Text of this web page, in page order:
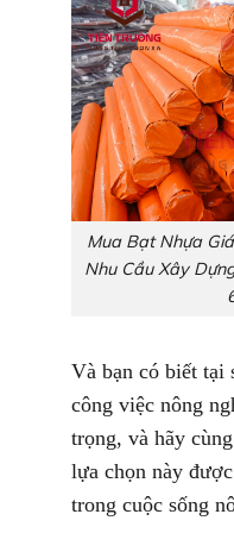
Mua Bạt Nhựa
Nhu Cầu Xây
Và bạn có biết tại
công việc nông
trọng, và hãy
lựa chọn này
trong cuộc sống